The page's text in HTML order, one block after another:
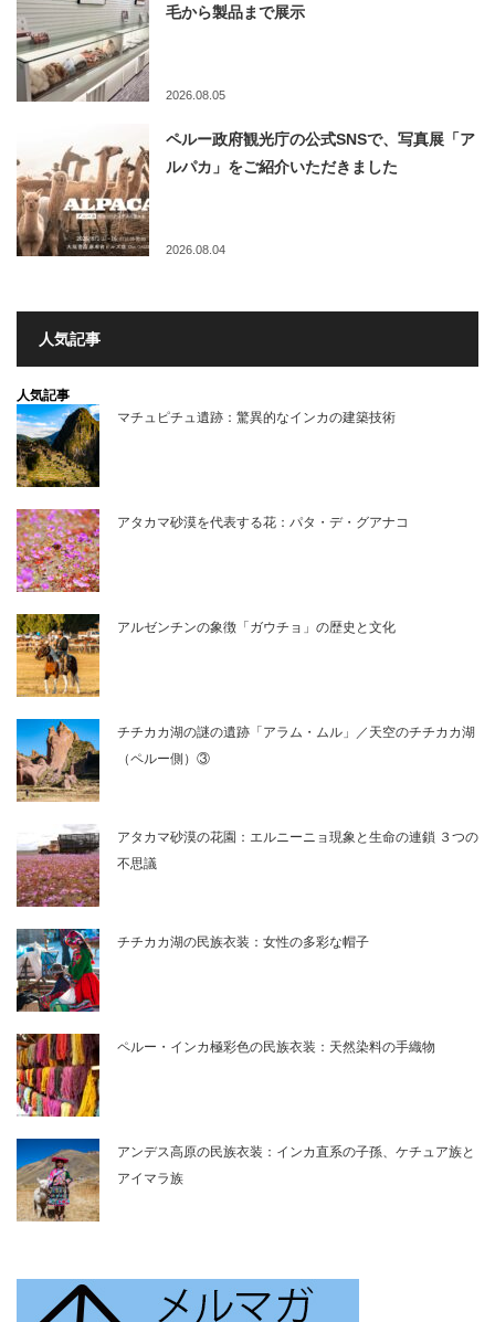
毛から製品まで展示
2026.08.05
ペルー政府観光庁の公式SNSで、写真展「ア
ルパカ」をご紹介いただきました
2026.08.04
人気記事
人気記事
マチュピチュ遺跡：驚異的なインカの建築技術
アタカマ砂漠を代表する花：パタ・デ・グアナコ
アルゼンチンの象徴「ガウチョ」の歴史と文化
チチカカ湖の謎の遺跡「アラム・ムル」／天空のチチカカ湖
（ペルー側）③
アタカマ砂漠の花園：エルニーニョ現象と生命の連鎖 ３つの
不思議
チチカカ湖の民族衣装：女性の多彩な帽子
ペルー・インカ極彩色の民族衣装：天然染料の手織物
アンデス高原の民族衣装：インカ直系の子孫、ケチュア族と
アイマラ族